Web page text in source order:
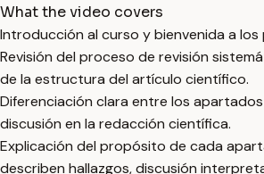
What the video covers
Introducción al curso y bienvenida a
Revisión del proceso de revisión
de la estructura del artículo científico.
Diferenciación clara entre los
discusión en la redacción científica.
Explicación del propósito de cada
describen hallazgos, discusión